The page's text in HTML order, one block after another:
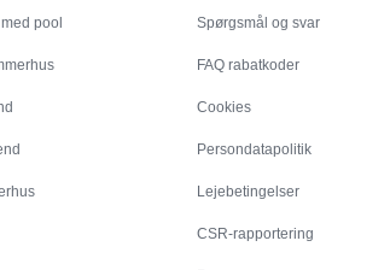
pool Spørgsmål og svar
FAQ rabatkoder
Cookies
Persondatapolitik
Lejebetingelser
CSR-rapportering